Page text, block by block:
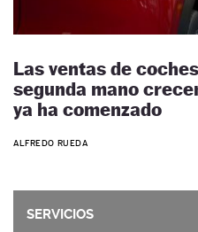
Las ventas de
segunda mano
ya ha comenzado
ALFREDO RUEDA